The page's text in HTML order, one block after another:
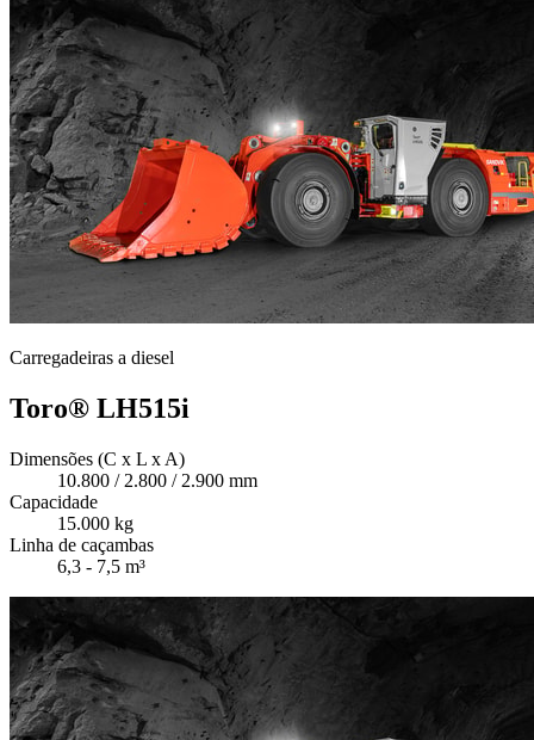
Carregadeiras a diesel
Toro® LH515i
Dimensões (C x L x A)
10.800 / 2.800 / 2.900 mm
Capacidade
15.000 kg
Linha de caçambas
6,3 - 7,5 m³